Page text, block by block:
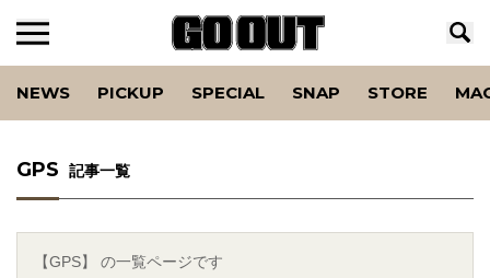
NEWS PICKUP SPECIAL SNAP STORE
GPS 記事一覧
【GPS】 の一覧ページです